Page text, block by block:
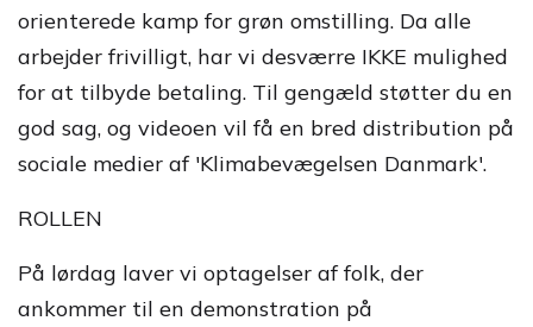
orienterede kamp for grøn omstilling. Da alle
arbejder frivilligt, har vi desværre IKKE mulighed
for at tilbyde betaling. Til gengæld støtter du en
god sag, og videoen vil få en bred distribution på
sociale medier af 'Klimabevægelsen Danmark'.
ROLLEN
På lørdag laver vi optagelser af folk, der
ankommer til en demonstration på